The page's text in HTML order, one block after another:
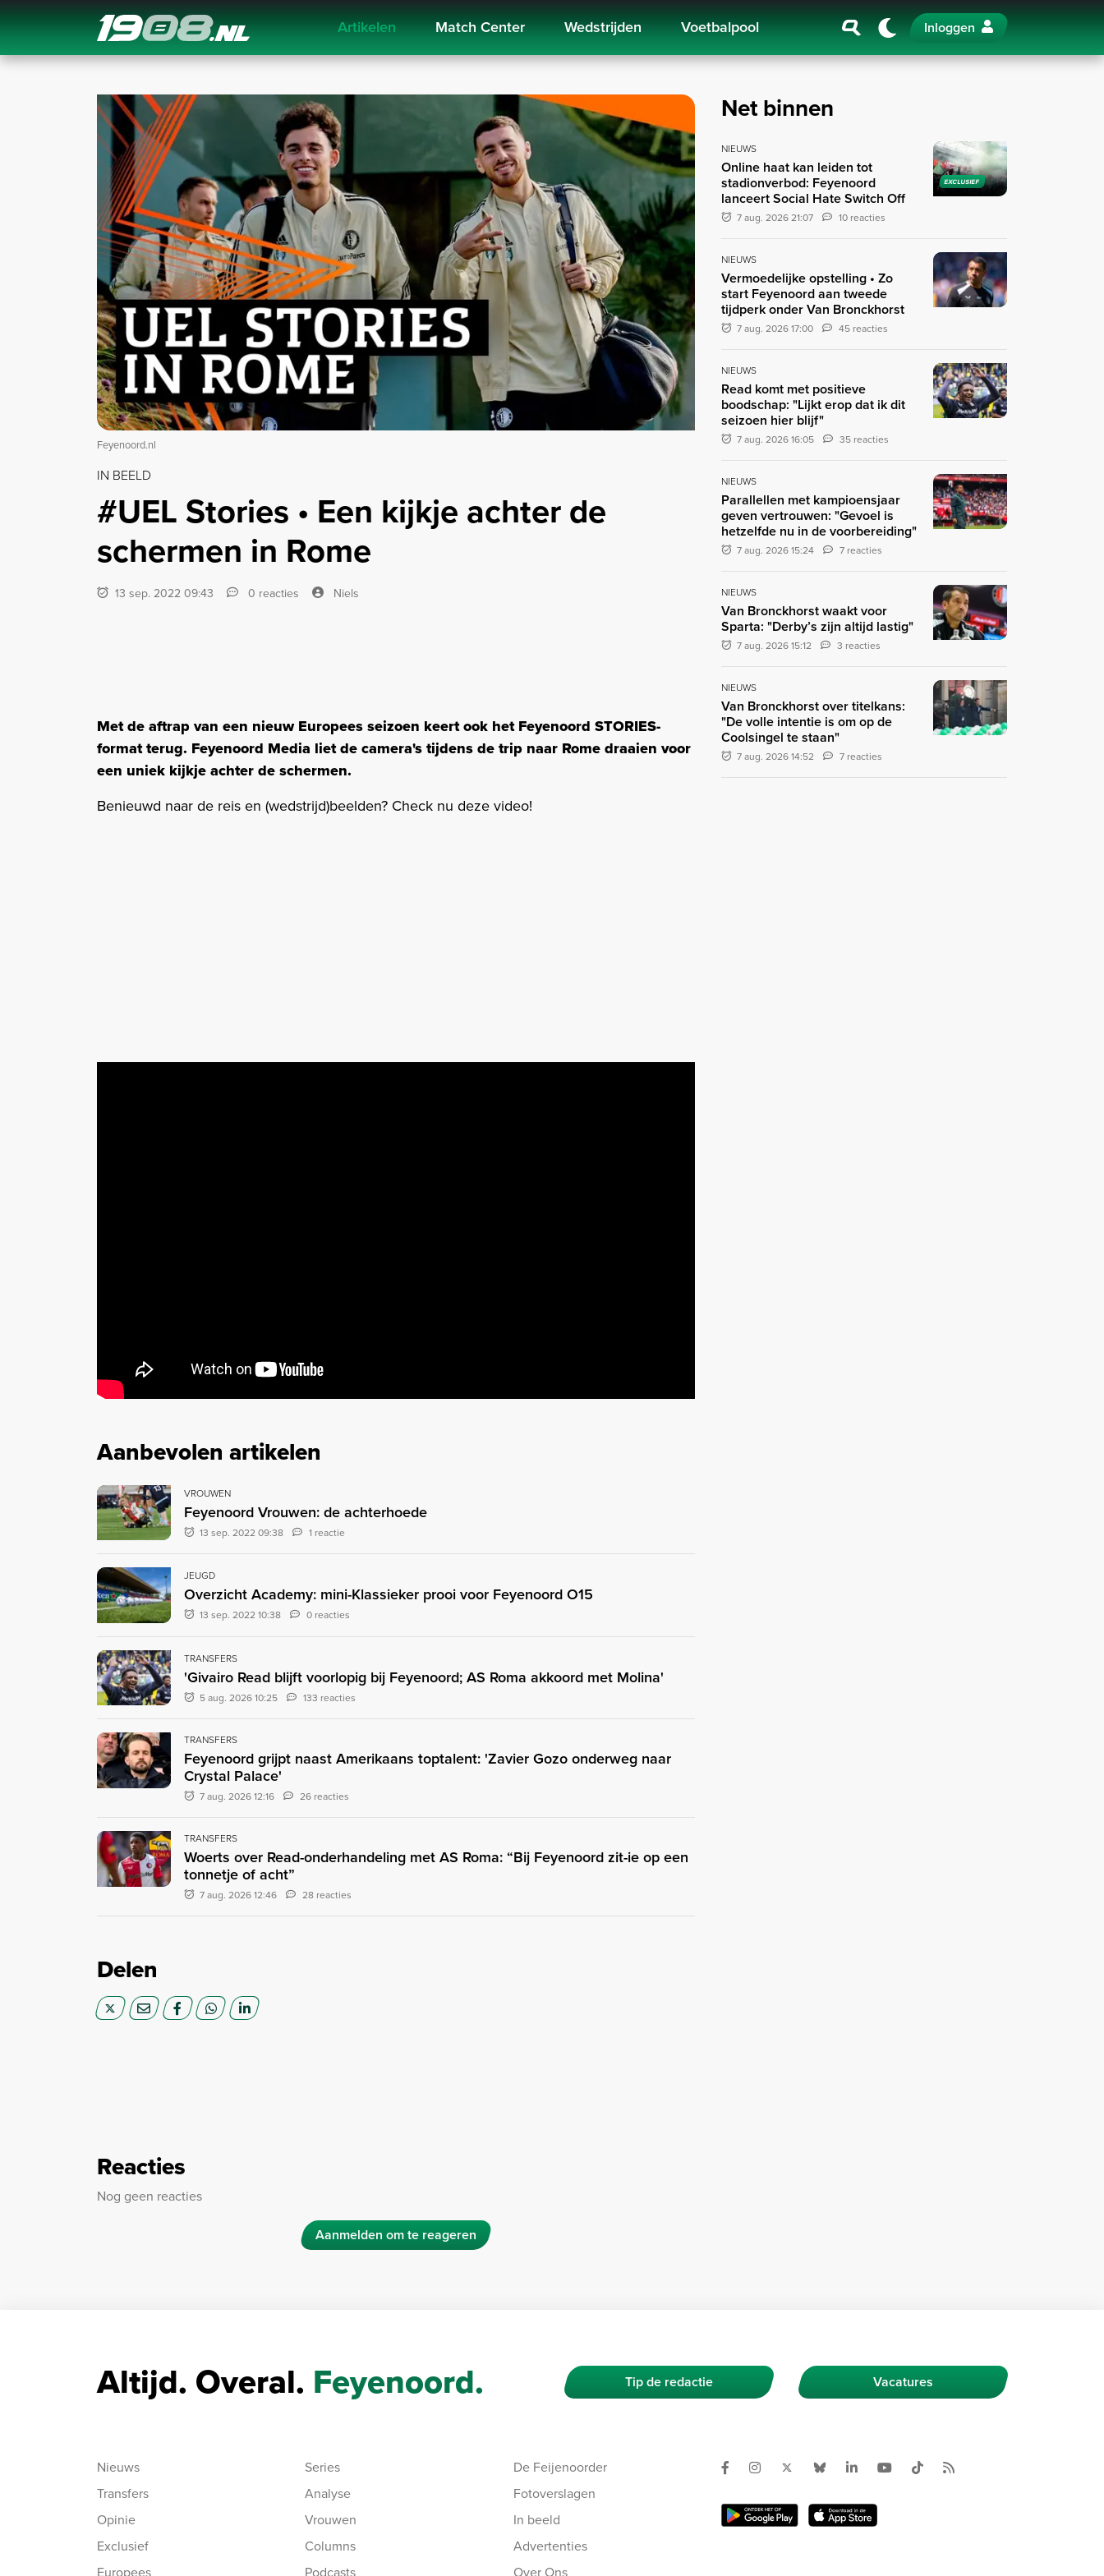
Navigation Artikelen Match Center Wedstrijden Voetbalpool Inloggen
Feyenoord.nl
IN BEELD
#UEL Stories • Een kijkje achter de
schermen in Rome
13 sep. 2022 09:43 0 reacties Niels
Met de aftrap van een nieuw Europees seizoen keert ook het Feyenoord STORIES-
format terug. Feyenoord Media liet de camera's tijdens de trip naar Rome draaien voor
een uniek kijkje achter de schermen.
Benieuwd naar de reis en (wedstrijd)beelden? Check nu deze video!
Aanbevolen artikelen
VROUWEN
Feyenoord Vrouwen: de achterhoede
13 sep. 2022 09:38 1 reactie
JEUGD
Overzicht Academy: mini-Klassieker prooi voor Feyenoord O15
13 sep. 2022 10:38 0 reacties
TRANSFERS
'Givairo Read blijft voorlopig bij Feyenoord; AS Roma akkoord met Molina'
5 aug. 2026 10:25 133 reacties
TRANSFERS
Feyenoord grijpt naast Amerikaans toptalent: 'Zavier Gozo onderweg naar
Crystal Palace'
7 aug. 2026 12:16 26 reacties
TRANSFERS
Woerts over Read-onderhandeling met AS Roma: “Bij Feyenoord zit-ie op een
tonnetje of acht”
7 aug. 2026 12:46 28 reacties
Delen
Reacties
Nog geen reacties
Aanmelden om te reageren
Net binnen
EXCLUSIEF
NIEUWS
Online haat kan leiden tot
stadionverbod: Feyenoord
lanceert Social Hate Switch Off
7 aug. 2026 21:07 10 reacties
NIEUWS
Vermoedelijke opstelling • Zo
start Feyenoord aan tweede
tijdperk onder Van Bronckhorst
7 aug. 2026 17:00 45 reacties
NIEUWS
Read komt met positieve
boodschap: "Lijkt erop dat ik dit
seizoen hier blijf"
7 aug. 2026 16:05 35 reacties
NIEUWS
Parallellen met kampioensjaar
geven vertrouwen: "Gevoel is
hetzelfde nu in de voorbereiding"
7 aug. 2026 15:24 7 reacties
NIEUWS
Van Bronckhorst waakt voor
Sparta: "Derby’s zijn altijd lastig"
7 aug. 2026 15:12 3 reacties
NIEUWS
Van Bronckhorst over titelkans:
"De volle intentie is om op de
Coolsingel te staan"
7 aug. 2026 14:52 7 reacties
Altijd. Overal. Feyenoord. Tip de redactie Vacatures
Nieuws
Transfers
Opinie
Exclusief
Series
Analyse
Vrouwen
Columns
De Feijenoorder
Fotoverslagen
In beeld
Advertenties